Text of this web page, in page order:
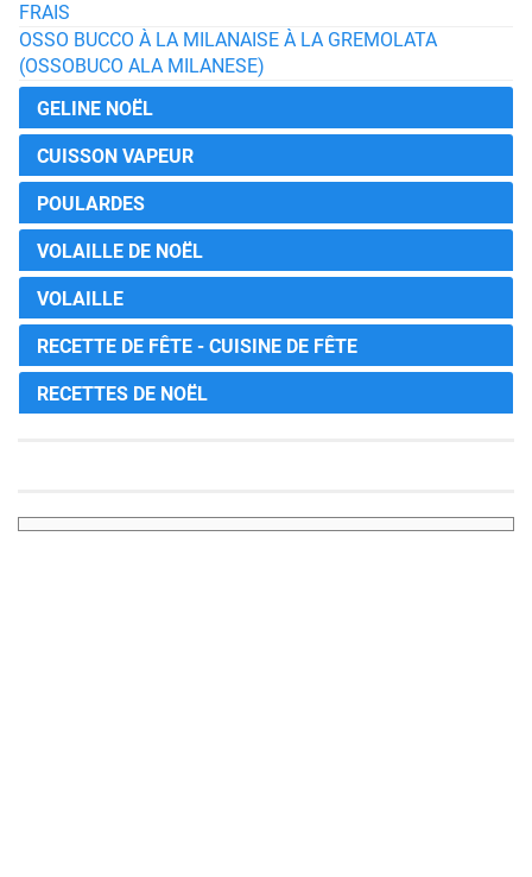
FRAIS
OSSO BUCCO À LA MILANAISE À LA GREMOLATA
(OSSOBUCO ALA MILANESE)
GELINE NOËL
CUISSON VAPEUR
POULARDES
VOLAILLE DE NOËL
VOLAILLE
RECETTE DE FÊTE - CUISINE DE FÊTE
RECETTES DE NOËL